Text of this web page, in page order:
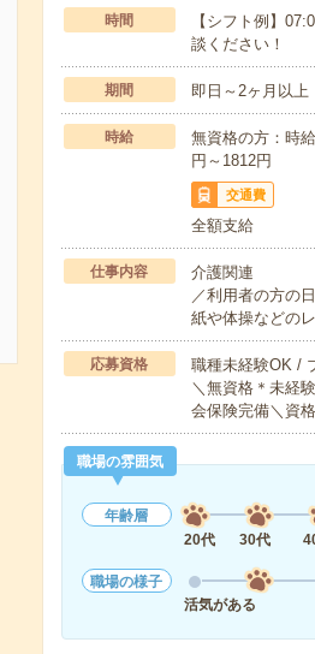
時間
【シフト例】
談ください！
期間 即日～2ヶ月以
時給
無資格の方：時
円～1812円
交通費
全額支給
仕事内容
介護関連
／利用者の方の
紙や体操などの
応募資格
職種未経験OK /
＼無資格＊未経
会保険完備＼資
職場の雰囲気
年齢層
20代
30代
職場の様子
活気がある